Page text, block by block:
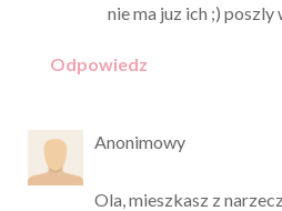
nie ma juz ich ;)
Odpowiedz
Anonimowy
Ola, mieszkasz z